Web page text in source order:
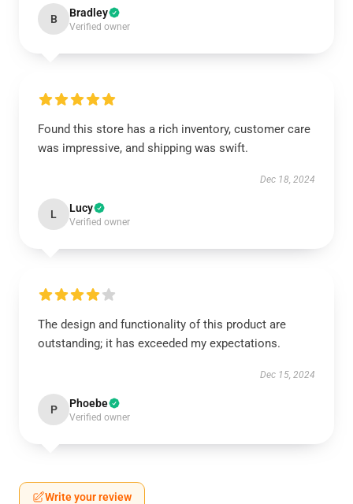
B Bradley
Verified owner
Found this store has a rich inventory, customer care
was impressive, and shipping was swift.
Dec 18, 2024
L Lucy
Verified owner
The design and functionality of this product are
outstanding; it has exceeded my expectations.
Dec 15, 2024
P Phoebe
Verified owner
Write your review